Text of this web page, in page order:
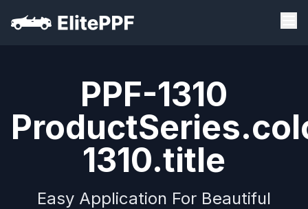
PPF-1310
1310.title
Easy Application For Beautiful